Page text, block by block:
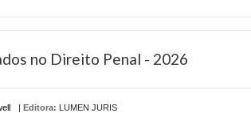
no Direito Penal - 2026
| Editora: LUMEN JURIS